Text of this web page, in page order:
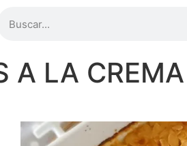
A LA CREMA